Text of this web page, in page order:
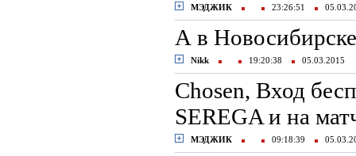
МЭДЖИК 23:26:51
А в
Nikk 19:20:38 05.03.2015
Chosen, Вход
SEREGA и на
МЭДЖИК 09:18:39